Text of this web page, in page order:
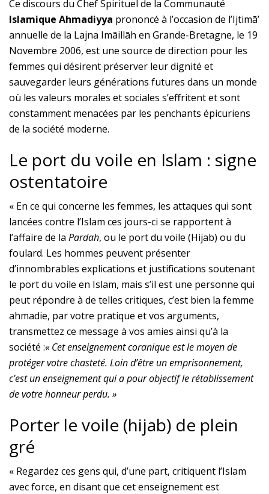
Ce discours du Chef Spirituel de la Communauté
Islamique Ahmadiyya prononcé à l’occasion de l’Ijtimā’
annuelle de la Lajna Imāillāh en Grande-Bretagne, le 19
Novembre 2006, est une source de direction pour les
femmes qui désirent préserver leur dignité et
sauvegarder leurs générations futures dans un monde
où les valeurs morales et sociales s’effritent et sont
constamment menacées par les penchants épicuriens
de la société moderne.
Le port du voile en Islam : signe
ostentatoire
« En ce qui concerne les femmes, les attaques qui sont
lancées contre l’Islam ces jours-ci se rapportent à
l’affaire de la Pardah, ou le port du voile (Hijab) ou du
foulard. Les hommes peuvent présenter
d’innombrables explications et justifications soutenant
le port du voile en Islam, mais s’il est une personne qui
peut répondre à de telles critiques, c’est bien la femme
ahmadie, par votre pratique et vos arguments,
transmettez ce message à vos amies ainsi qu’à la
société :« Cet enseignement coranique est le moyen de
protéger votre chasteté. Loin d’être un emprisonnement,
c’est un enseignement qui a pour objectif le rétablissement
de votre honneur perdu. »
Porter le voile (hijab) de plein
gré
« Regardez ces gens qui, d’une part, critiquent l’Islam
avec force, en disant que cet enseignement est